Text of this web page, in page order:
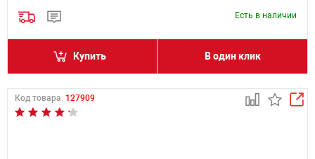
Есть в наличии
Купить В один клик
Код товара: 127909